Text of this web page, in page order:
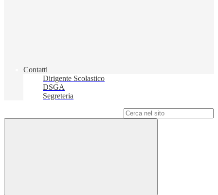
Contatti
Dirigente Scolastico
DSGA
Segreteria